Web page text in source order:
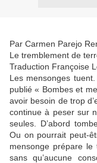
Par Carmen Parejo
Le tremblement de
Traduction Françoise
Les mensonges
publié « Bombes et
avoir besoin de trop
continue à peser sur
seules. D’abord
Ou on pourrait peut-
mensonge prépare
sans qu’aucune